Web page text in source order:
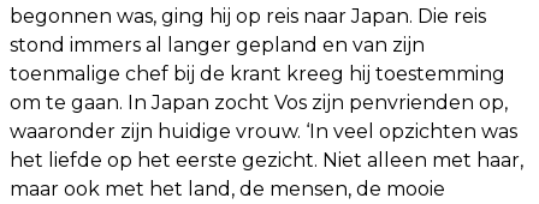
begonnen was, ging hij op reis naar Japan. Die reis
stond immers al langer gepland en van zijn
toenmalige chef bij de krant kreeg hij toestemming
om te gaan. In Japan zocht Vos zijn penvrienden op,
waaronder zijn huidige vrouw. ‘In veel opzichten was
het liefde op het eerste gezicht. Niet alleen met haar,
maar ook met het land, de mensen, de mooie